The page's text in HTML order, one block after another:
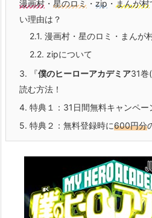
漫画村 ・ 星のロミ ・ zip ・ まんが村
い理由は？
2.1. 漫画村・星のロミ・まんが
2.2. zipについて
3. 『僕のヒーローアカデミア31巻
読む方法！
4. 特典１：31日間無料キャンペー
5. 特典２：無料登録時に600円分